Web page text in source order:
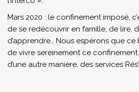
Mars 2020 : le confinement imposé,
de se redécouvrir en famille, de lire,
d’apprendre… Nous espérons que
de vivre sereinement ce
d’une autre manière, des services